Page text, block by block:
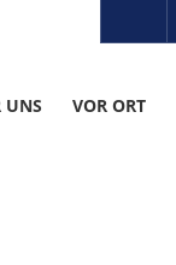
UNS VOR ORT